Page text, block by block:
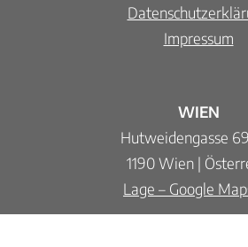
Impressum
WIEN
Hutweidengasse
1190 Wien |
Lage – Google